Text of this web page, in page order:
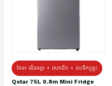
ថែម៖ ជេីងទម្រ + សេវាដឹក + ដបទឹកឬខ្ទះ
Qstar 75L 0.8m Mini Fridge